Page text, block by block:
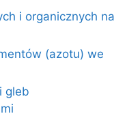
i organicznych na
(azotu) we
gleb